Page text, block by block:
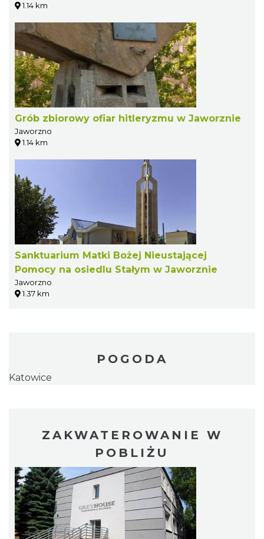
1.14 km
Grób zbiorowy ofiar hitleryzmu w Jaworznie
Jaworzno
1.14 km
Sanktuarium Matki Bożej Nieustającej
Pomocy na osiedlu Stałym w Jaworznie
Jaworzno
1.37 km
POGODA
Katowice
ZAKWATEROWANIE W
POBLIŻU